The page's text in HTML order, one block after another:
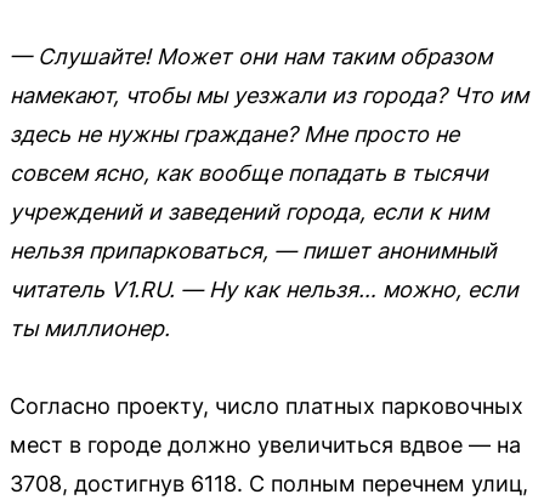
— Слушайте! Может они нам таким образом
намекают, чтобы мы уезжали из города? Что им
здесь не нужны граждане? Мне просто не
совсем ясно, как вообще попадать в тысячи
учреждений и заведений города, если к ним
нельзя припарковаться, — пишет анонимный
читатель V1.RU. — Ну как нельзя… можно, если
ты миллионер.
Согласно проекту, число платных парковочных
мест в городе должно увеличиться вдвое — на
3708, достигнув 6118. С полным перечнем улиц,